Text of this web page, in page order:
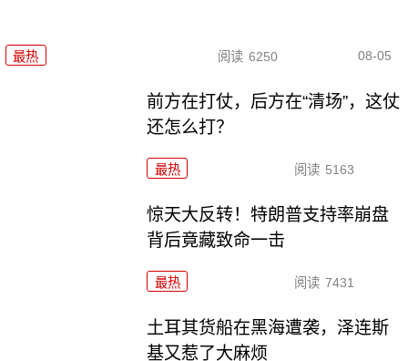
最热 阅读 6250 08-05
前方在打仗，后方在“清场”，这仗
还怎么打？
最热 阅读 5163
惊天大反转！特朗普支持率崩盘
背后竟藏致命一击
最热 阅读 7431
土耳其货船在黑海遭袭，泽连斯
基又惹了大麻烦